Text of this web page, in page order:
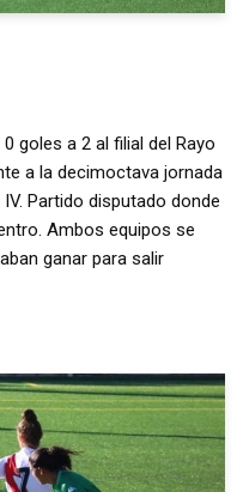
goles a 2 al filial del Rayo
a la decimoctava jornada
Partido disputado donde
Ambos equipos se
ganar para salir